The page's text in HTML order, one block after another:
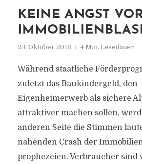
KEINE ANGST
23. Oktober 2018 4 Min. Lesedauer
Während staatliche
zuletzt das Baukindergeld, den
Eigenheimerwerb als sichere
attraktiver machen sollen,
anderen Seite die Stimmen
nahenden Crash der
prophezeien. Verbraucher sind